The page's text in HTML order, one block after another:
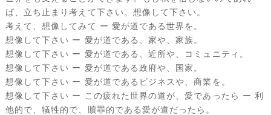
ば、立ち止まり考えて下さい。想像して下さい。
考えて、想像してみて ー 愛が道である世界を。
想像して下さい ー 愛が道である、家や、家族。
想像して下さい ー 愛が道である、近所や、コミュニティ。
想像して下さい ー 愛が道である政府や、国家。
想像して下さい ー 愛が道であるビジネスや、商業を。
想像して下さい ー この疲れた世界の道が、愛であったら ー 利
他的で、犠牲的で、贖罪的である愛が道だったら。